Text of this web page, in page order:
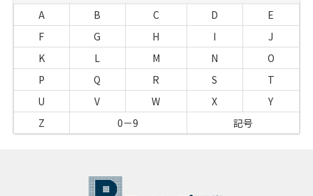
A B C D
E
F
G H I
J
K
L M N
O
P
Q R S
T
U
V W X
Y
Z
0－9 記号